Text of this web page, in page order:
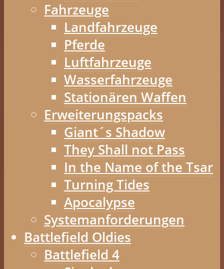
Fahrzeuge
Landfahrzeuge
Pferde
Luftfahrzeuge
Wasserfahrzeuge
Stationären Waffen
Erweiterungspacks
Giant´s Shadow
They Shall not Pass
In the Name of the Tsar
Turning Tides
Apocalypse
Systemanforderungen
Battlefield Oldies
Battlefield 4